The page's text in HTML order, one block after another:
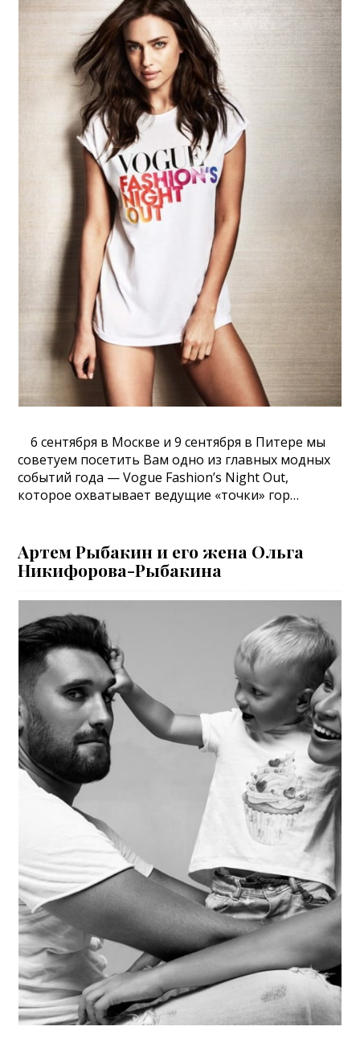
6 сентября в Москве и 9 сентября в Питере мы
советуем посетить Вам одно из главных модных
событий года — Vogue Fashion’s Night Out,
которое охватывает ведущие «точки» гор…
Артем Рыбакин и его жена Ольга
Никифорова-Рыбакина